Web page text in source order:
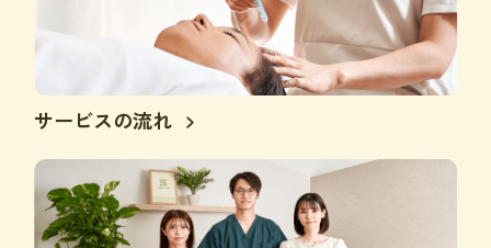
サービスの流れ